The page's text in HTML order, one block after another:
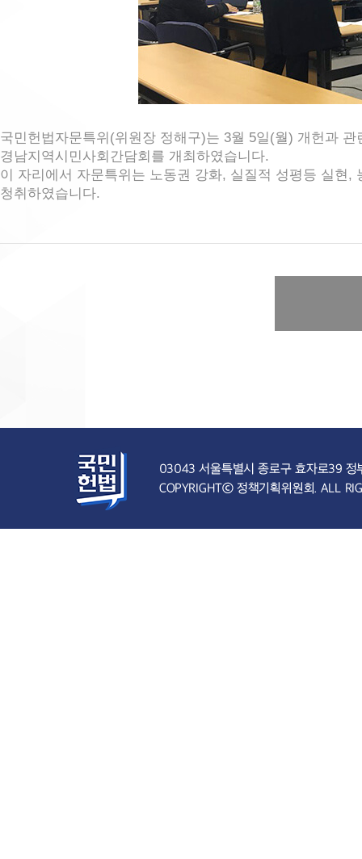
국민헌법자문특위(위원장 정해구)는 3월 5일(월) 개헌과
경남지역시민사회간담회를 개최하였습니다.
이 자리에서 자문특위는 노동권 강화, 실질적 성평등 실현
청취하였습니다.